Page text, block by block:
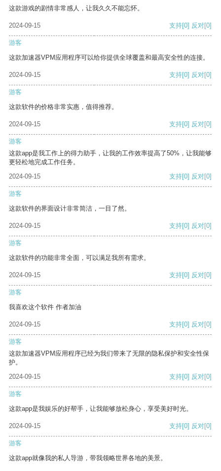
这款游戏的剧情非常感人，让我久久不能忘怀。
2024-09-15 支持[0] 反对[0]
游客
这款加速器VPM应用程序可以给你提供全球覆盖和最高安全性的连接。
2024-09-15 支持[0] 反对[0]
游客
这款软件的价格非常实惠，值得推荐。
2024-09-15 支持[0] 反对[0]
游客
这款app是我工作上的得力助手，让我的工作效率提高了50%，让我能够
更轻松地完成工作任务。
2024-09-15
支持[0] 反对[0]
游客
这款软件的界面设计非常简洁，一目了然。
2024-09-15 支持[0] 反对[0]
游客
这款软件的功能非常全面，可以满足我所有需求。
2024-09-15 支持[0] 反对[0]
游客
我喜欢这个软件 作者加油
2024-09-15 支持[0] 反对[0]
游客
这款加速器VPM应用程序已经为我们带来了无限的隐私保护和安全性保
护。
2024-09-15
支持[0] 反对[0]
游客
这款app是我娱乐的好帮手，让我能够放松身心，享受美好时光。
2024-09-15 支持[0] 反对[0]
游客
这款app就像我的私人导游，带我领略世界各地的美景。